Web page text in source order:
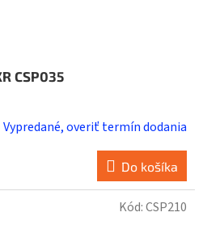
CSP035
Vypredané, overiť termín dodania
Do košíka
Kód:CSP210